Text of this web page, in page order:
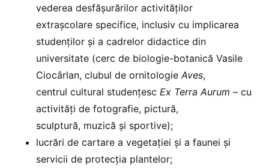
vederea desfășurărilor activităților
extrașcolare specifice, inclusiv cu implicarea
studenților și a cadrelor didactice din
universitate (cerc de biologie-botanică Vasile
Ciocârlan, clubul de ornitologieAves,
centrul cultural studențesc Ex Terra Aurum – cu
activități de fotografie, pictură,
sculptură, muzică și sportive);
lucrări de cartare a vegetației și a faunei și
servicii de protecția plantelor;